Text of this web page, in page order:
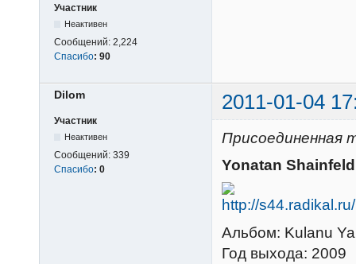
Участник
Неактивен
Сообщений: 2,224
Спасибо: 90
Dilom 2011-01-04
Участник
Неактивен
Сообщений: 339
Спасибо: 0
Присоединенная
Yonatan
Альбом: Kulanu
Год выхода: 2009